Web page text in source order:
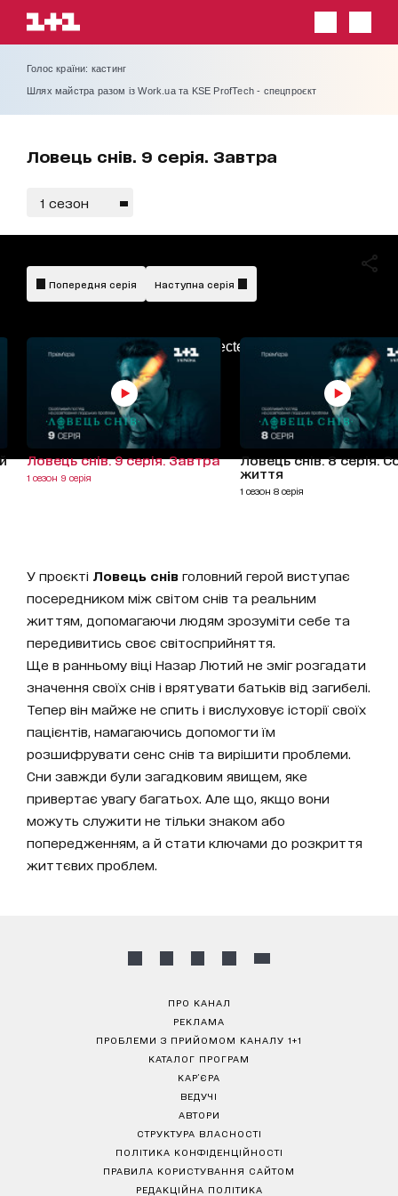
Голос країни: кастинг
Шлях майстра разом із Work.ua та KSE ProfTech - спецпроєкт
Ловець снів. 9 серія. Завтра
1 сезон
AdBlockDetected!
Попередня серія Наступна серія
Ловець снів. 9 серія. Завтра
1 сезон 9 серія
Ловець снів. 8 серія.
життя
1 сезон 8 серія
У проєкті Ловець снів головний герой виступає
посередником між світом снів та реальним
життям, допомагаючи людям зрозуміти себе та
передивитись своє світосприйняття.
Ще в ранньому віці Назар Лютий не зміг розгадати
значення своїх снів і врятувати батьків від загибелі.
Тепер він майже не спить і вислуховує історії своїх
пацієнтів, намагаючись допомогти їм
розшифрувати сенс снів та вирішити проблеми.
Сни завжди були загадковим явищем, яке
привертає увагу багатьох. Але що, якщо вони
можуть служити не тільки знаком або
попередженням, а й стати ключами до розкриття
життєвих проблем.
ПРО КАНАЛ
РЕКЛАМА
ПРОБЛЕМИ З ПРИЙОМОМ КАНАЛУ 1+1
КАТАЛОГ ПРОГРАМ
КАР’ЄРА
ВЕДУЧІ
АВТОРИ
СТРУКТУРА ВЛАСНОСТІ
ПОЛІТИКА КОНФІДЕНЦІЙНОСТІ
ПРАВИЛА КОРИСТУВАННЯ САЙТОМ
РЕДАКЦІЙНА ПОЛІТИКА